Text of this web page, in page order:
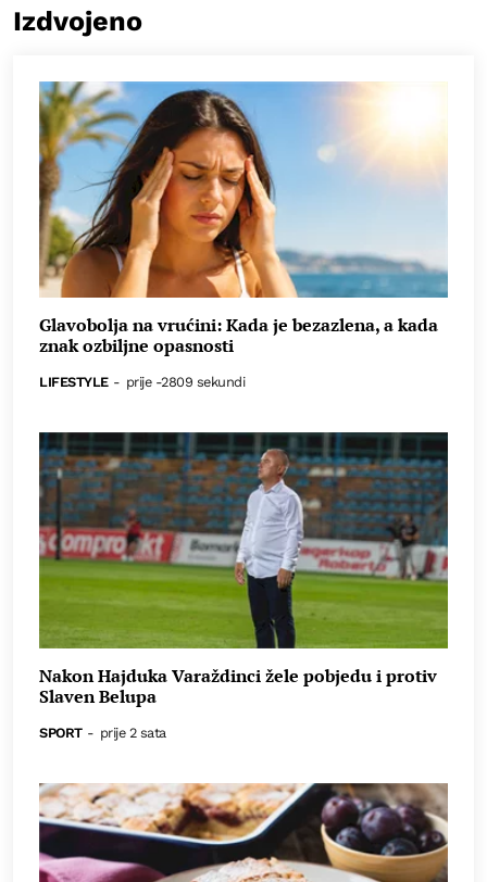
Izdvojeno
Glavobolja na vrućini: Kada je bezazlena, a kada
znak ozbiljne opasnosti
LIFESTYLE - prije -2809 sekundi
Nakon Hajduka Varaždinci žele pobjedu i protiv
Slaven Belupa
SPORT - prije 2 sata